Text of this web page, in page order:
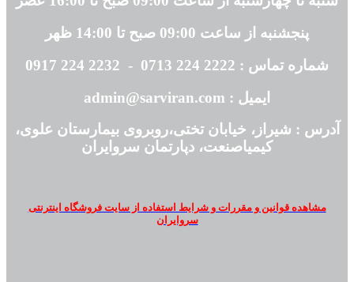
پنجشنبه از ساعت 09:00 صبح تا 14:00 ظهر
شماره تماس : 2222 224 0713 - 2232 224 0917
ایمیل : admin@sarviran.com
آدرس : شیراز، خیابان تختی،روبروی بیمارستان علوی،
کیمیاصنعت، دپارتمان سروایران
مشاهده قوانین و مقررات و شرایط استفاده از سایت فروشگاه اینترنتی
سروایران